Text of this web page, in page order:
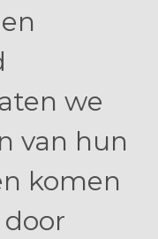
we
van hun
komen